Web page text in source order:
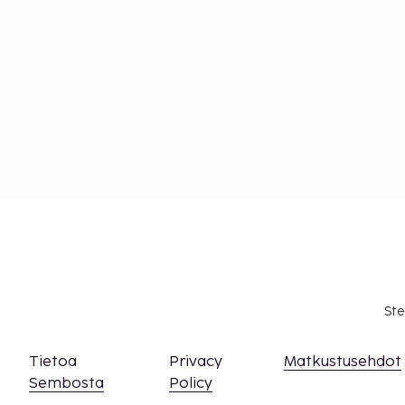
Tietoa
Sembosta
Privacy
Policy
Matkustusehdot